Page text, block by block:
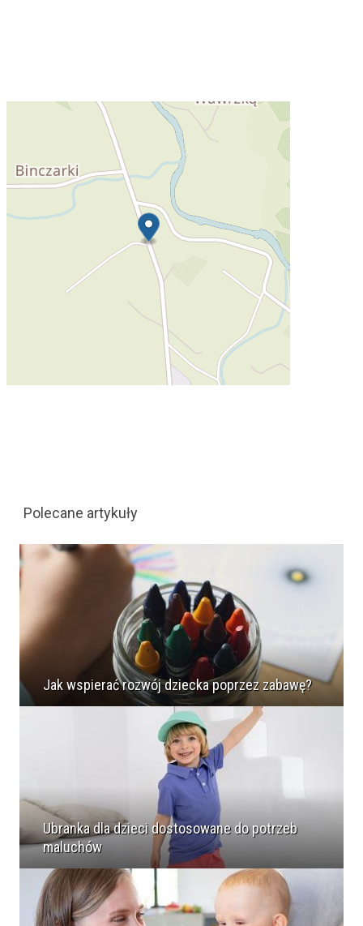
Polecane artykuły
Jak wspierać rozwój dziecka poprzez zabawę?
Ubranka dla dzieci dostosowane do potrzeb
maluchów